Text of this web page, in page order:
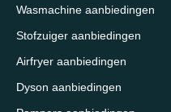
Wasmachine aanbiedingen
Stofzuiger aanbiedingen
Airfryer aanbiedingen
Dyson aanbiedingen